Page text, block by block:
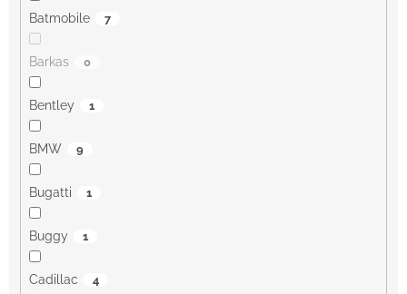
Batmobile 7
Barkas 0
Bentley 1
BMW 9
Bugatti 1
Buggy 1
Cadillac 4